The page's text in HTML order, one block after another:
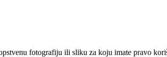
fotografiju ili sliku za koju imate pravo